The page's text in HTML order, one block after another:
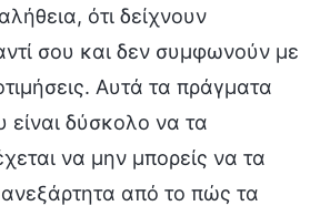
ότι δείχνουν
σου και δεν συμφωνούν με
Αυτά τα πράγματα
είναι δύσκολο να τα
να μην μπορείς να τα
από το πώς τα